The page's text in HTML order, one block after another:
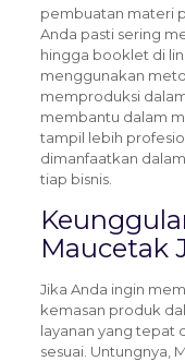
pembuatan materi
Anda pasti sering
hingga booklet di
menggunakan
memproduksi
membantu dalam
tampil lebih
dimanfaatkan
tiap bisnis.
Maucetak
Jika Anda ingin
kemasan produk
layanan yang tepat
sesuai. Untungnya,